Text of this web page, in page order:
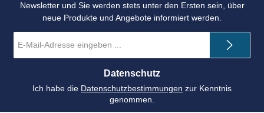
Newsletter und Sie werden stets unter den Ersten sein, über
neue Produkte und Angebote informiert werden.
Mail-
*
Datenschutz
Ich habe die Datenschutzbestimmungen zur Kenntnis
genommen.